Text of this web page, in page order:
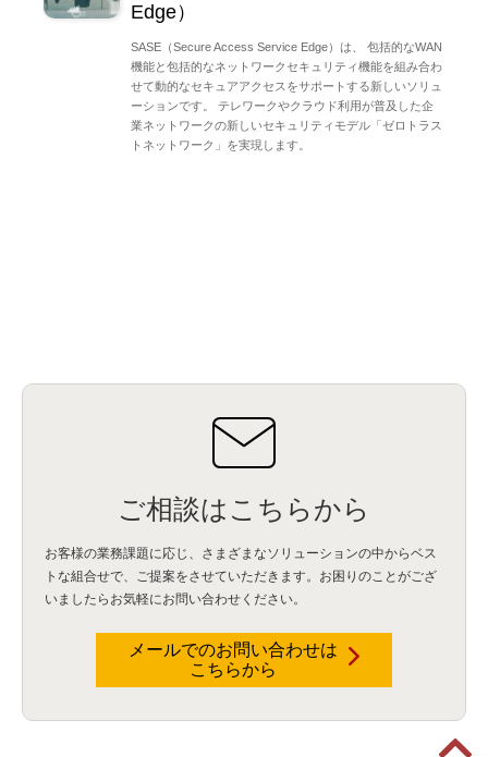
Edge）
SASE（Secure Access Service Edge）は、 包括的なWAN
機能と包括的なネットワークセキュリティ機能を組み合わ
せて動的なセキュアアクセスをサポートする新しいソリュ
ーションです。 テレワークやクラウド利用が普及した企
業ネットワークの新しいセキュリティモデル「ゼロトラス
トネットワーク」を実現します。
ご相談はこちらから
お客様の業務課題に応じ、さまざまなソリューションの中からベス
トな組合せで、
ご提案をさせていただきます。お困りのことがござ
いましたらお気軽にお問い合わせください。
メールでのお問い合わせは
こちらから